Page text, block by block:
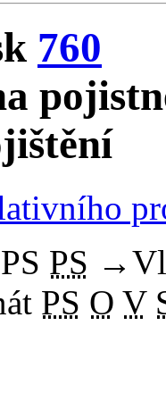
760
PS PS →
PS O V